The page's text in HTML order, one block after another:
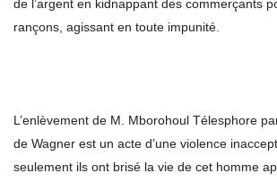
de l’argent en kidnappant des commerçants
rançons, agissant en toute impunité.
L’enlèvement de M. Mborohoul Télesphore
de Wagner est un acte d’une violence
seulement ils ont brisé la vie de cet homme